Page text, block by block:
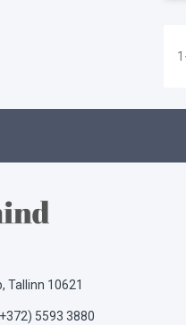
Tallinn 10621
5593 3880